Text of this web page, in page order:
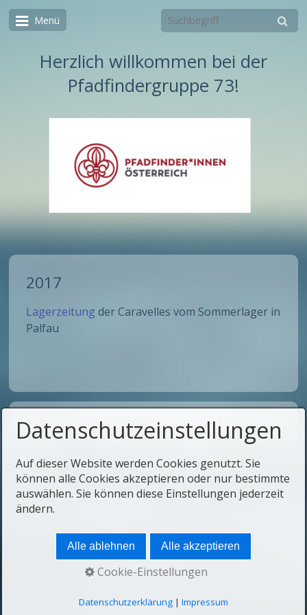
Menü
Herzlich willkommen bei der
Pfadfindergruppe 73!
2017
Lagerzeitung der Caravelles vom Sommerlager in
Palfau
© 2025 Pfadfindergruppe 73
Datenschutzeinstellungen
Auf dieser Website werden Cookies genutzt. Sie
können alle Cookies akzeptieren oder nur bestimmte
auswählen. Sie können diese Einstellungen jederzeit
ändern.
Alle ablehnen Alle akzeptieren
Cookie-Einstellungen
Datenschutzerklärung| Impressum